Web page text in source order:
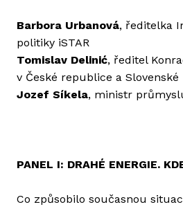
Barbora Urbanová, ředitelka
politiky iSTAR
Tomislav Delinić, ředitel
v České republice a
Jozef Síkela, ministr
PANEL I: DRAHÉ ENERGIE.
Co způsobilo současnou